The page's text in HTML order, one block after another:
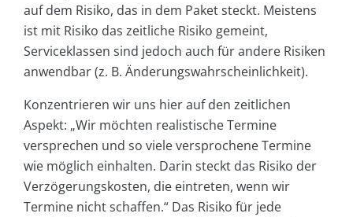
auf dem Risiko, das in dem Paket steckt. Meistens
ist mit Risiko das zeitliche Risiko gemeint,
Serviceklassen sind jedoch auch für andere Risiken
anwendbar (z. B. Änderungswahrscheinlichkeit).
Konzentrieren wir uns hier auf den zeitlichen
Aspekt: „Wir möchten realistische Termine
versprechen und so viele versprochene Termine
wie möglich einhalten. Darin steckt das Risiko der
Verzögerungskosten, die eintreten, wenn wir
Termine nicht schaffen.“ Das Risiko für jede